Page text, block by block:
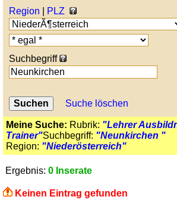
Region
PLZ
Suchbegriff
Suche löschen
Meine Suche: Rubrik: "Lehrer
Trainer"Suchbegriff: "Neunkirchen "
Region: "Niederösterreich"
Ergebnis: 0 Inserate
Keinen Eintrag gefunden